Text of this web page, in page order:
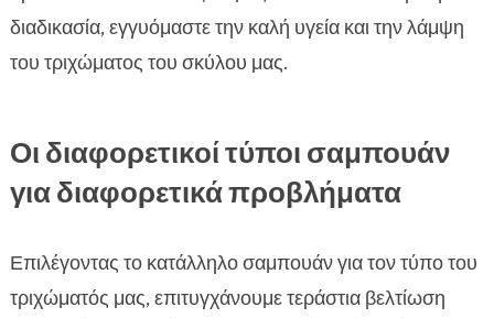
διαδικασία, εγγυόμαστε την καλή υγεία και την λάμψη
του τριχώματος του σκύλου μας.
Οι διαφορετικοί τύποι σαμπουάν
για διαφορετικά προβλήματα
Επιλέγοντας το κατάλληλο σαμπουάν για τον τύπο του
τριχώματός μας, επιτυγχάνουμε τεράστια βελτίωση